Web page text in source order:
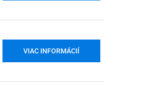
VIAC INFORMÁCIÍ